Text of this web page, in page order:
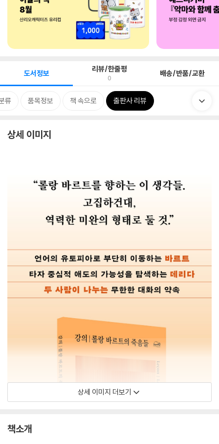
도서정보 리뷰/한줄평
0 배송/반품/교환
류 품목정보 책 속으로 출판사 리뷰
상세 이미지
상세 이미지 더보기
책소개